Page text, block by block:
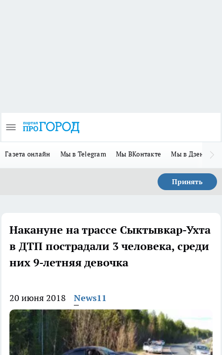
Газета онлайн Мы в Telegram Мы ВКонтакте Мы в Дзене
Принять
Накануне на трассе Сыктывкар-Ухта
в ДТП пострадали 3 человека, среди
них 9-летняя девочка
20 июня 2018 News11